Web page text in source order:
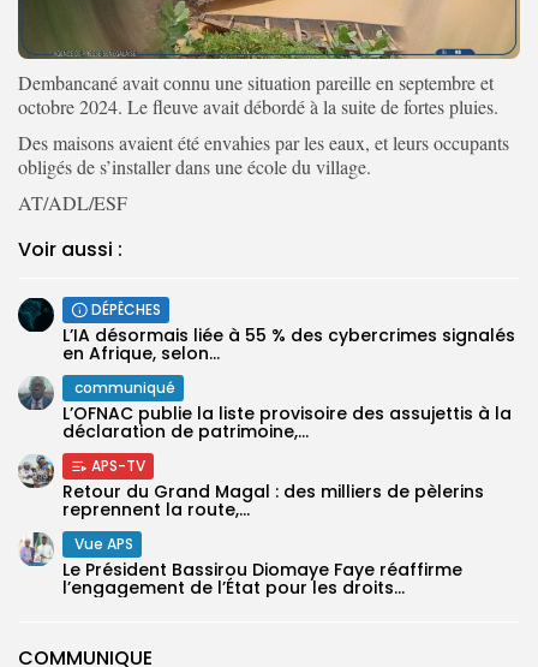
COMMUNIQUE
Dembancané avait connu une situation pareille en septembre et
octobre 2024. Le fleuve avait débordé à la suite de fortes pluies.
Des maisons avaient été envahies par les eaux, et leurs occupants
obligés de s’installer dans une école du village.
AT/ADL/ESF
Voir aussi :
DÉPÊCHES
L’IA désormais liée à 55 % des cybercrimes signalés
en Afrique, selon...
communiqué
L’OFNAC publie la liste provisoire des assujettis à la
déclaration de patrimoine,...
APS-TV
Retour du Grand Magal : des milliers de pèlerins
reprennent la route,...
Vue APS
Le Président Bassirou Diomaye Faye réaffirme
l’engagement de l’État pour les droits...